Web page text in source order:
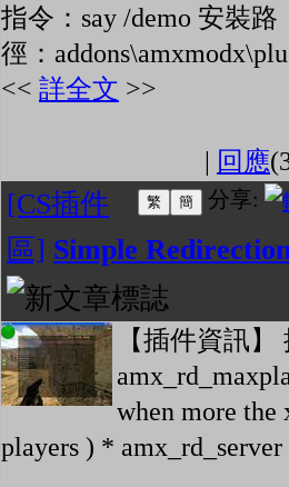
指令：say /demo 安裝路
徑：
<< 詳全文 >>
| 回應
分享:
[CS插件
區] Simple
【插件資訊
when more the
players ) *